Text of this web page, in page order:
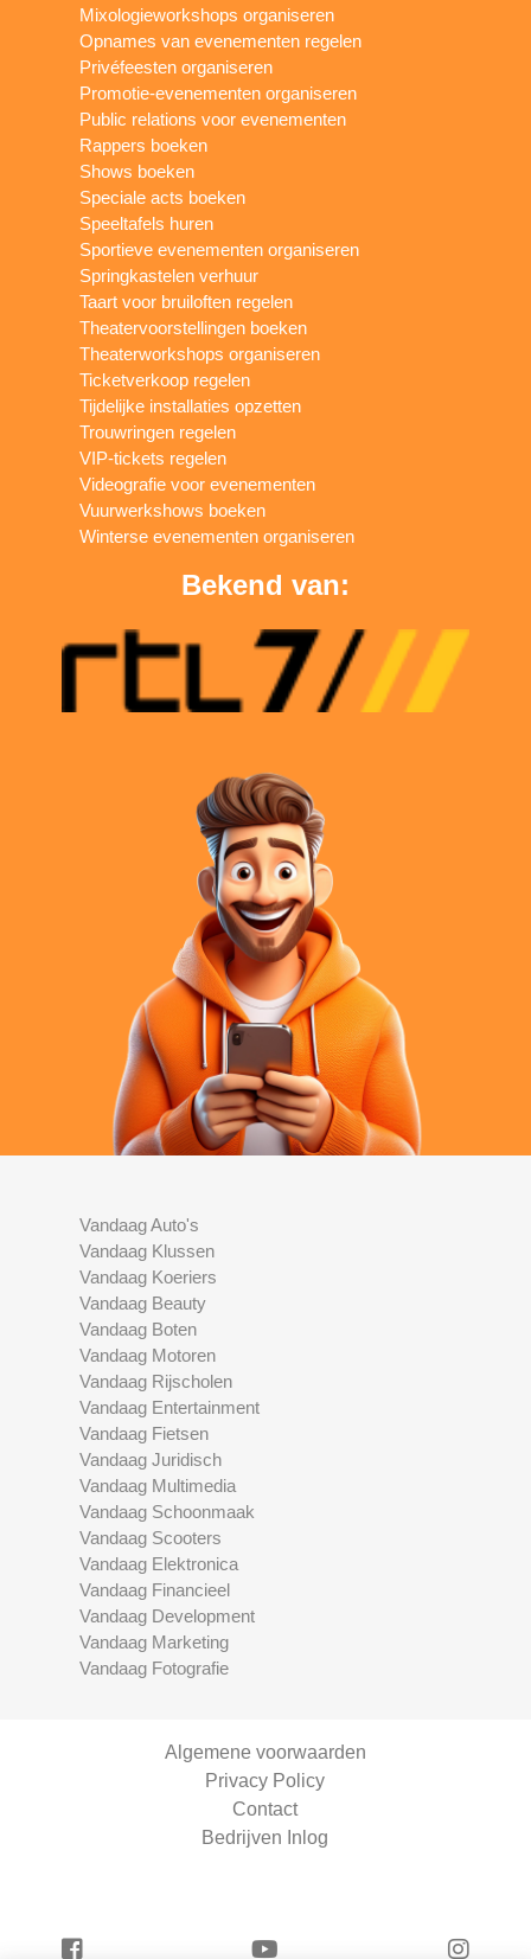
Mixologieworkshops organiseren
Opnames van evenementen regelen
Privéfeesten organiseren
Promotie-evenementen organiseren
Public relations voor evenementen
Rappers boeken
Shows boeken
Speciale acts boeken
Speeltafels huren
Sportieve evenementen organiseren
Springkastelen verhuur
Taart voor bruiloften regelen
Theatervoorstellingen boeken
Theaterworkshops organiseren
Ticketverkoop regelen
Tijdelijke installaties opzetten
Trouwringen regelen
VIP-tickets regelen
Videografie voor evenementen
Vuurwerkshows boeken
Winterse evenementen organiseren
Bekend van:
Vandaag Auto's
Vandaag Klussen
Vandaag Koeriers
Vandaag Beauty
Vandaag Boten
Vandaag Motoren
Vandaag Rijscholen
Vandaag Entertainment
Vandaag Fietsen
Vandaag Juridisch
Vandaag Multimedia
Vandaag Schoonmaak
Vandaag Scooters
Vandaag Elektronica
Vandaag Financieel
Vandaag Development
Vandaag Marketing
Vandaag Fotografie
Algemene voorwaarden
Privacy Policy
Contact
Bedrijven Inlog